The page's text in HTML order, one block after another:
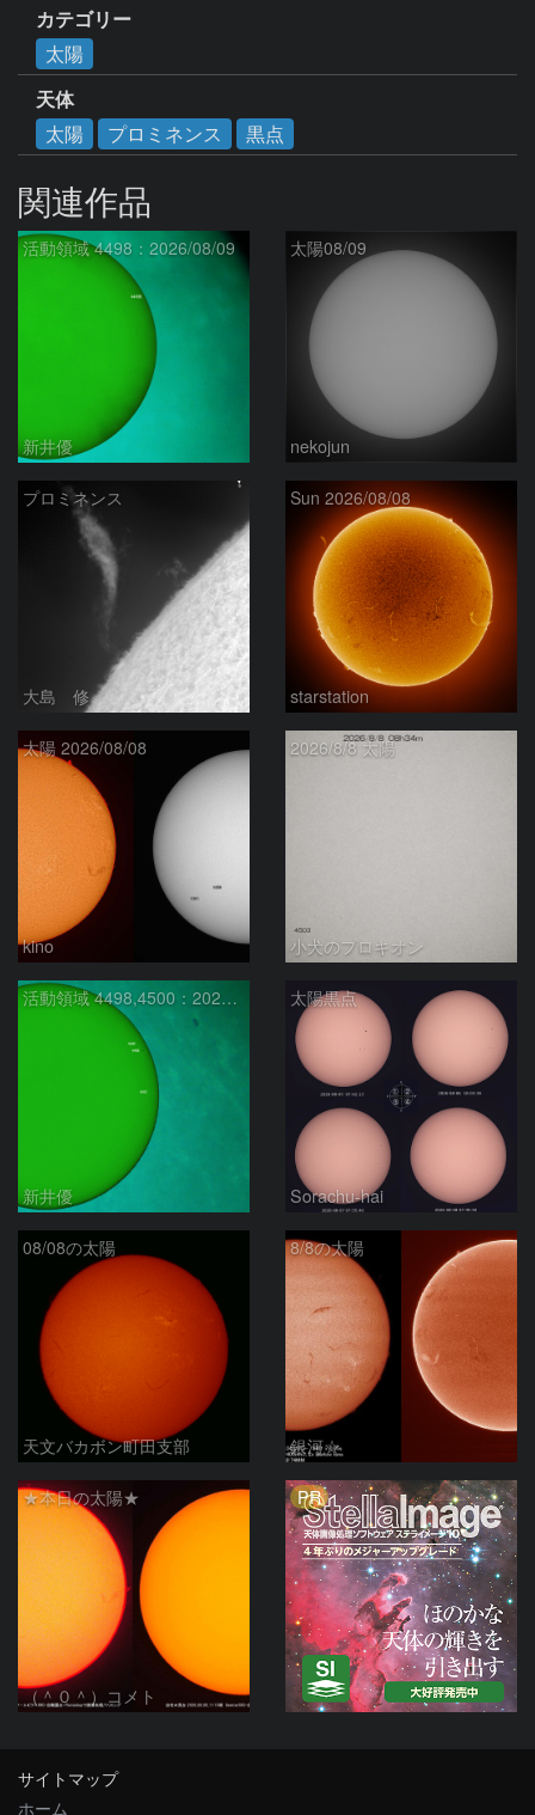
カテゴリー
太陽
天体
太陽
プロミネンス 黒点
関連作品
活動領域 4498：2026/08/09
新井優
太陽08/09
nekojun
プロミネンス
大島 修
Sun 2026/08/08
starstation
太陽 2026/08/08
kino
2026/8/8 太陽
小犬のプロキオン
活動領域 4498,4500：2026/08/08
新井優
太陽黒点
Sorachu-hai
08/08の太陽
天文バカボン町田支部
8/8の太陽
銀河☆
★本日の太陽★
（＾０＾）コメト
PR
サイトマップ
ホーム